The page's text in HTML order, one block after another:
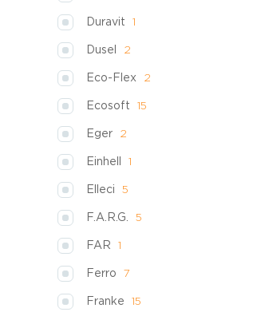
Duravit 1
Dusel 2
Eco-Flex 2
Ecosoft 15
Eger 2
Einhell 1
Elleci 5
F.A.R.G. 5
FAR 1
Ferro 7
Franke 15